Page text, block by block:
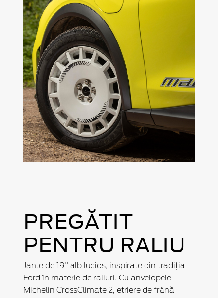
PREGĂTIT
PENTRU RALIU
Jante de 19" alb lucios, inspirate din tradiția
Ford în materie de raliuri. Cu anvelopele
Michelin CrossClimate 2, etriere de frână